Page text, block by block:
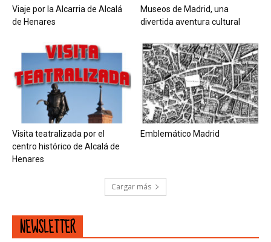
Viaje por la Alcarria de Alcalá
de Henares
Museos de Madrid, una
divertida aventura cultural
Visita teatralizada por el
centro histórico de Alcalá de
Henares
Emblemático Madrid
Cargar más
NEWSLETTER